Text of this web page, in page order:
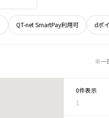
QT-net SmartPay利用可 dポ
※一
0件表示
1